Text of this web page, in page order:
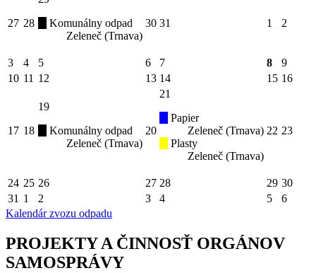
27 28
Komunálny odpad
Zeleneč (Trnava)
30 31 1 2
3 4 5 6 7 8
9
10 11 12 13 14 15 16
17 18
19
Komunálny odpad
Zeleneč (Trnava)
20
21
Papier
Zeleneč (Trnava)
Plasty
Zeleneč (Trnava)
22 23
24 25 26 27 28 29 30
31 1 2 3 4 5
6
Kalendár zvozu odpadu
PROJEKTY A ČINNOSŤ ORGÁNOV
SAMOSPRÁVY